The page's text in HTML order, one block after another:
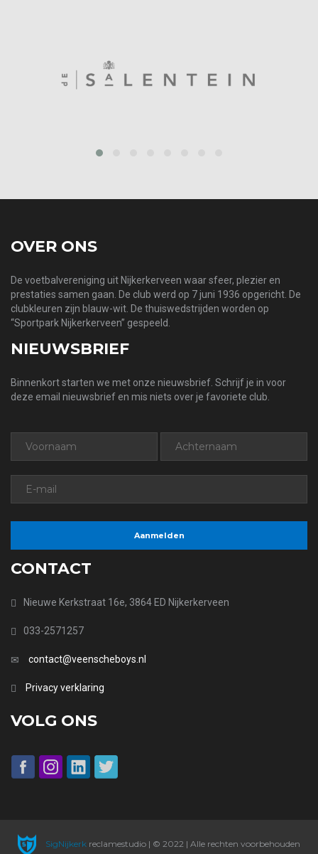
OVER ONS
De voetbalvereniging uit Nijkerkerveen waar sfeer, plezier en
prestaties samen gaan. De club werd op 7 juni 1936 opgericht. De
clubkleuren zijn blauw-wit. De thuiswedstrijden worden op
“Sportpark Nijkerkerveen” gespeeld.
NIEUWSBRIEF
Binnenkort starten we met onze nieuwsbrief. Schrijf je in voor
deze email nieuwsbrief en mis niets over je favoriete club.
CONTACT
Nieuwe Kerkstraat 16e, 3864 ED Nijkerkerveen
033-2571257
contact@veenscheboys.nl
Privacy verklaring
VOLG ONS
SigNijkerkreclamestudio | © 2022 | Alle rechten voorbehouden